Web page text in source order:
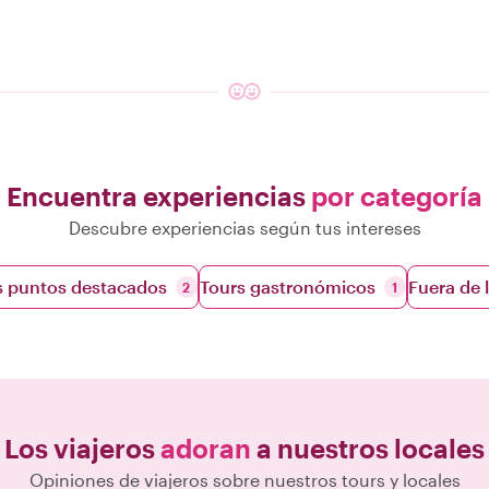
Encuentra experiencias por categoría
Descubre experiencias según tus intereses
puntos destacados 2 Tours gastronómicos 1 Fuera de
Los viajerosadoran a nuestros locales
Opiniones de viajeros sobre nuestros tours y locales